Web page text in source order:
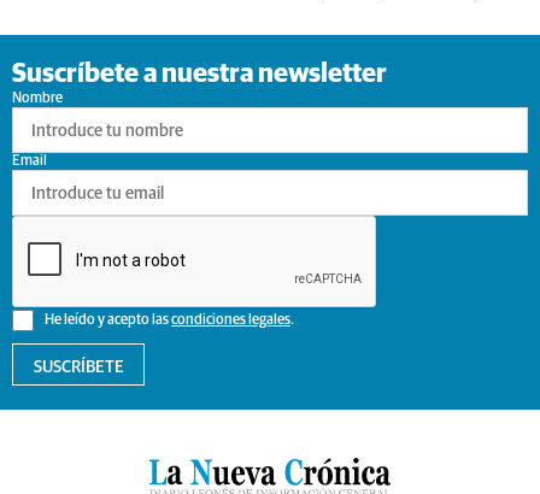
Suscríbete a nuestra newsletter
Nombre
He leído y acepto lascondiciones legales.
Email
SUSCRÍBETE